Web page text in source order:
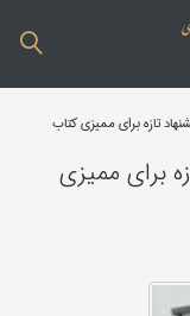
تازه برای ممیزی کتاب
برای ممیزی